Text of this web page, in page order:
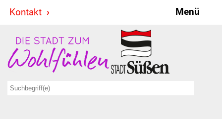
Kontakt Menü
Stadt & Politik
Bürgermeister